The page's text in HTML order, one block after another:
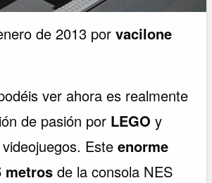
de 2013 porvacilone
ver ahora es realmente
de pasión por LEGO y
Esteenorme
metros de la consola NES